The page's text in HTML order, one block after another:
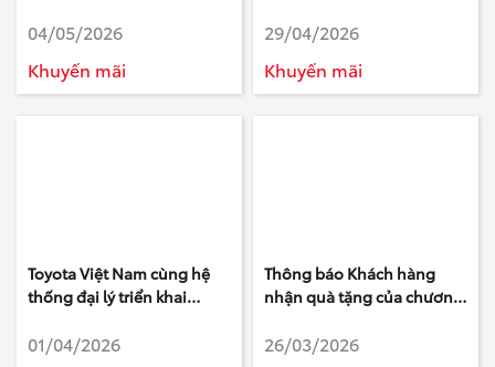
khảo sát của Toyota - Tháng
04/05/2026
Khuyến mãi
tháng 5/2026
29/04/2026
Khuyến mãi
Toyota Việt Nam cùng hệ
thống đại lý triển khai
tháng 4/2026
01/04/2026
Thông báo Khách hàng
nhận quà tặng của chương
khảo sát của Toyota - Tháng
26/03/2026